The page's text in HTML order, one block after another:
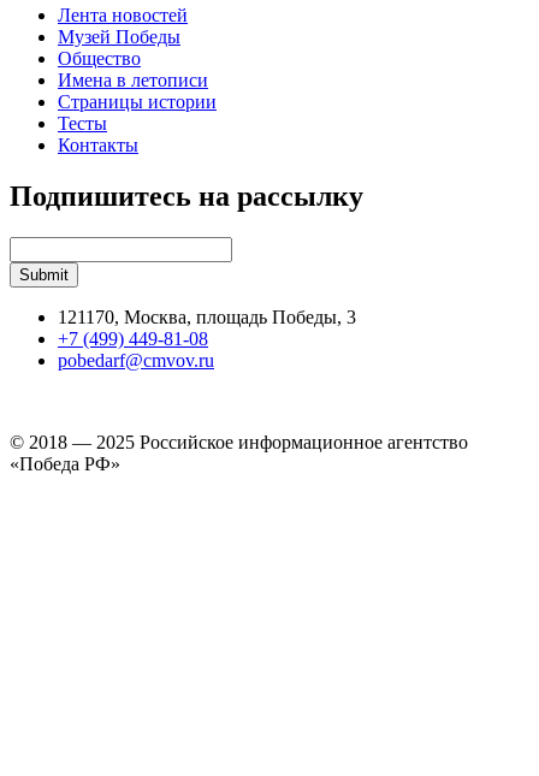
Лента новостей
Музей Победы
Общество
Имена в летописи
Страницы истории
Тесты
Контакты
Подпишитесь на рассылку
121170, Москва, площадь Победы, 3
+7 (499) 449-81-08
pobedarf@cmvov.ru
© 2018 — 2025 Российское информационное агентство
«Победа РФ»